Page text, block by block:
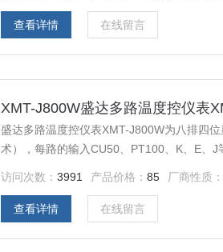
查看详情 在线留言
XMT-J800W盛达多路温度控仪表
盛达多路温度控仪表XMT-J800W为八排四
术），每路的输入CU50、PT100、K、E、
访问次数：3991 产品价格：85 厂商性质
查看详情 在线留言